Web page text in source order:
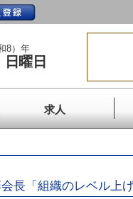
8）年
日曜日
求人
長「組織のレベル上げ